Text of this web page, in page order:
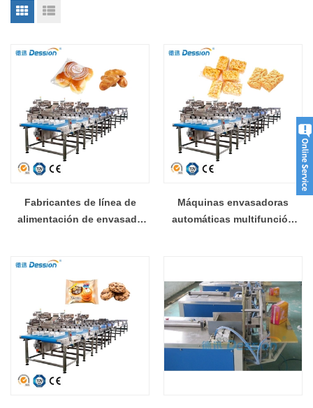
Fabricantes de línea de
alimentación de envasado
automáticas multifunción
Máquinas envasadoras
automáticas multifunción